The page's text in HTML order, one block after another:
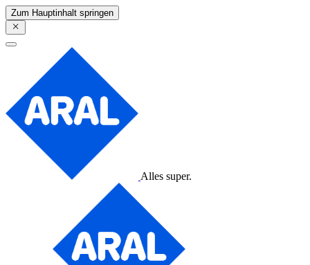
Zum Hauptinhalt springen
Alles super.